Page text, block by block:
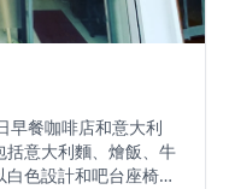
早餐咖啡店和意大利
意大利麵、燴飯、牛
色設計和吧台座椅為